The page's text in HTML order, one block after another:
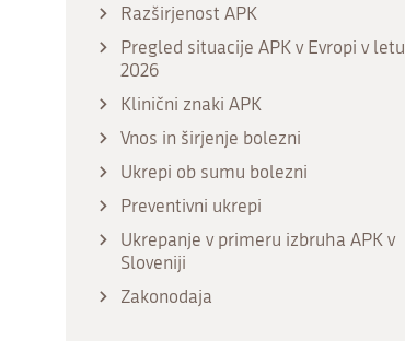
Razširjenost APK
Pregled situacije APK v Evropi v letu
2026
Klinični znaki APK
Vnos in širjenje bolezni
Ukrepi ob sumu bolezni
Preventivni ukrepi
Ukrepanje v primeru izbruha APK v
Sloveniji
Zakonodaja